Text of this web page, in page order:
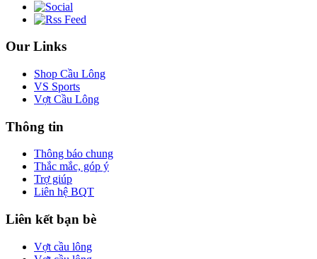
Our Links
Shop Cầu Lông
VS Sports
Vợt Cầu Lông
Thông tin
Thông báo chung
Thắc mắc, góp ý
Trợ giúp
Liên hệ BQT
Liên kết bạn bè
Vợt cầu lông